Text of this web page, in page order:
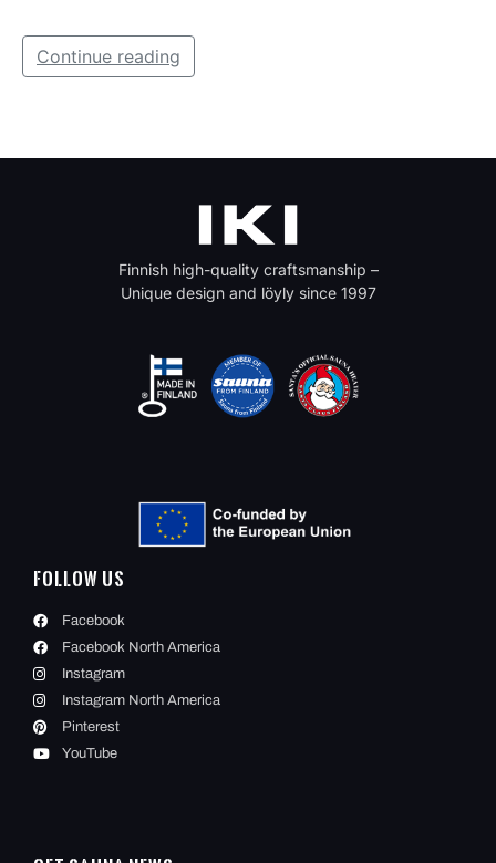
Continue reading
Finnish high-quality craftsmanship –
Unique design and löyly since 1997
Follow Us
Facebook
Facebook North America
Instagram
Instagram North America
Pinterest
YouTube